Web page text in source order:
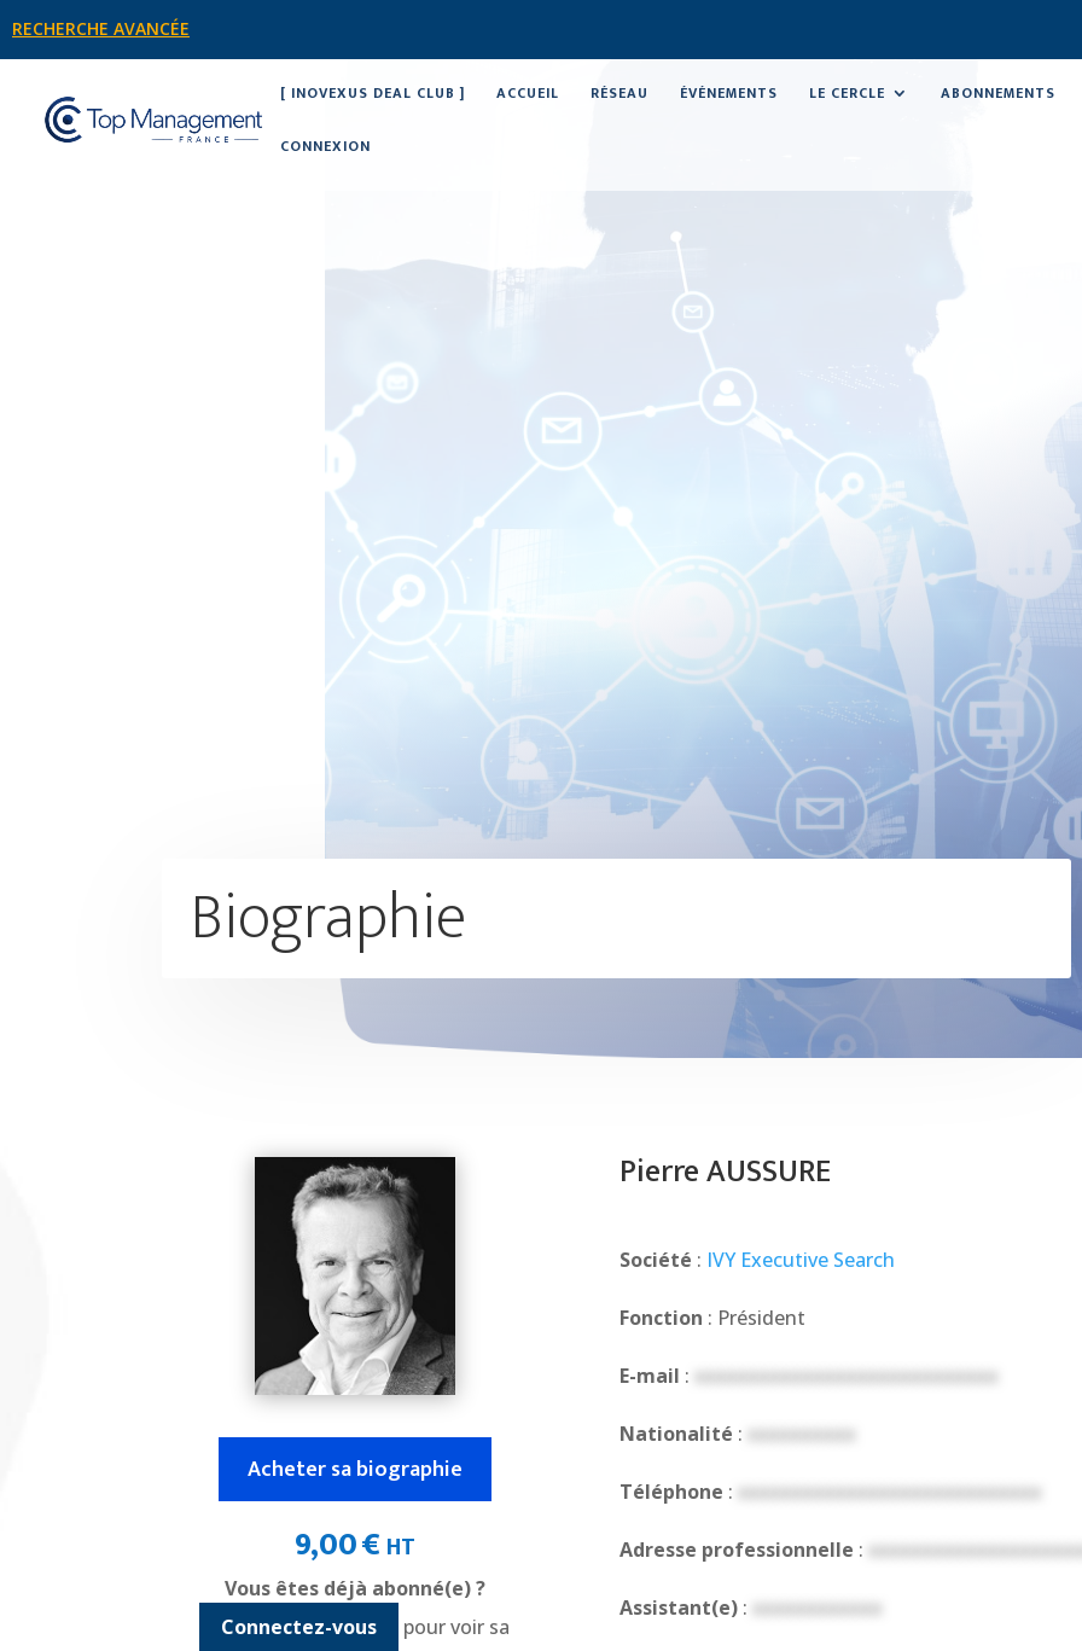
RECHERCHE AVANCÉE
[ INOVEXUS DEAL CLUB ] ACCUEIL RÉSEAU ÉVÉNEMENTS LE CERCLE ABONNEMENTS
CONNEXION
Biographie
Acheter sa biographie
9,00€ HT
Vous êtes déjà abonné(e) ?
Connectez-vous
pour voir sa
Pierre AUSSURE
Société : IVY Executive Search
Fonction : Président
E-mail : xxxxxxxxxxxxxxxxxxxxxxxxxxxx
Nationalité : xxxxxxxxxx
Téléphone : xxxxxxxxxxxxxxxxxxxxxxxxxxxx
Adresse professionnelle :
Assistant(e): xxxxxxxxxxxx